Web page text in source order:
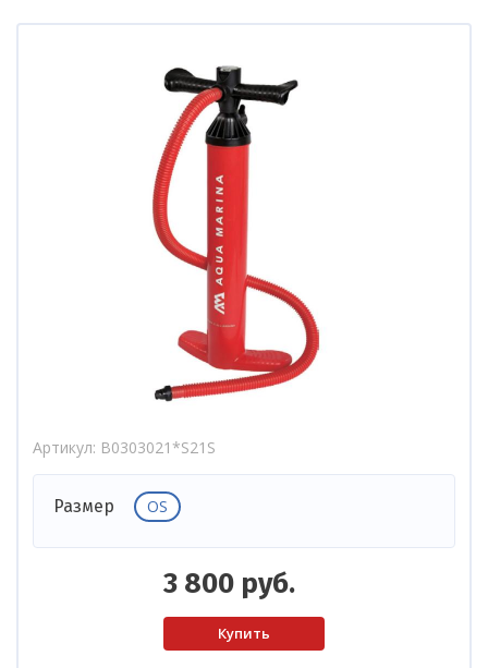
Артикул B0303021*S21S
Размер OS
3 800 руб.